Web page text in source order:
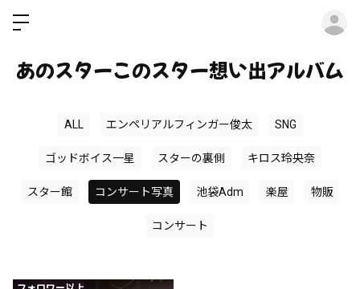
あのスターこのスター想い出アルバム
ALL エンペリアルフィンガー俊太 SNG
ゴッドボイス一星 スターの裏側 キロス玲央奈
スター館 コンサート写真 池袋Adm 楽屋 物販
コンサート